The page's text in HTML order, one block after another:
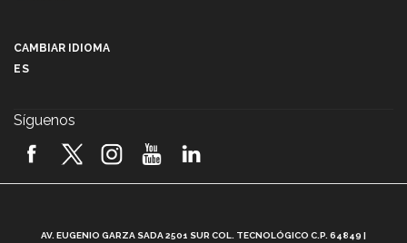
2026! (video)
CAMBIAR IDIOMA
ES
Síguenos
AV. EUGENIO GARZA SADA 2501 SUR COL. TECNOLÓGICO C.P. 64849 |